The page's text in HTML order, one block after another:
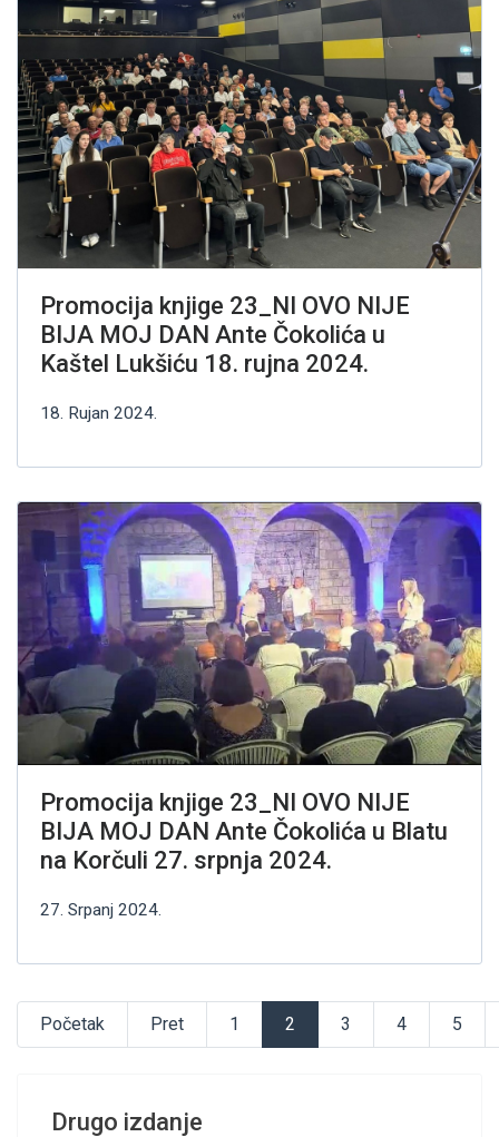
Promocija knjige 23_NI OVO NIJE
BIJA MOJ DAN Ante Čokolića u
Kaštel Lukšiću 18. rujna 2024.
18. Rujan 2024.
Promocija knjige 23_NI OVO NIJE
BIJA MOJ DAN Ante Čokolića u Blatu
na Korčuli 27. srpnja 2024.
27. Srpanj 2024.
Početak Pret 1 2 3 4 5
Drugo izdanje